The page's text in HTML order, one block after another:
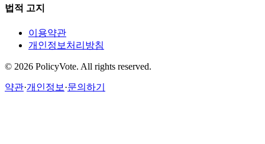
법적 고지
이용약관
개인정보처리방침
© 2026 PolicyVote. All rights reserved.
약관·개인정보 ·문의하기